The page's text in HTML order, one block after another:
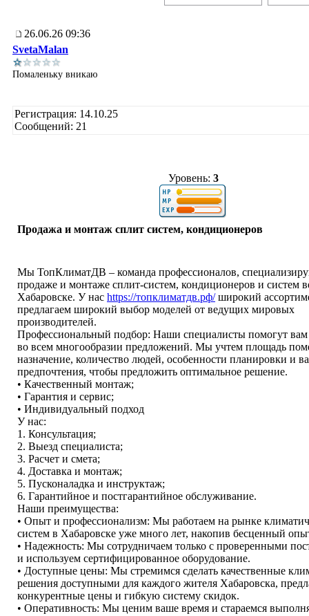
26.06.26 09:36
SvetaMalan
Помаленьку вникаю
Регистрация: 14.10.25
Сообщений: 21
Уровень: 3
Продажа и монтаж сплит систем, кондиционеров
Мы ТопКлиматДВ – команда профессионалов,
продаже и монтаже сплит-систем, кондиционеров и систем
Хабаровске. У нас https://топклиматдв.рф/широкий
предлагаем широкий выбор моделей от ведущих мировых
производителей.
Профессиональный подбор: Наши специалисты помогут вам
во всем многообразии предложений. Мы учтем площадь
назначение, количество людей, особенности планировки и
предпочтения, чтобы предложить оптимальное решение.
• Качественный монтаж;
• Гарантия и сервис;
• Индивидуальный подход
У нас:
1. Консультация;
2. Выезд специалиста;
3. Расчет и смета;
4. Доставка и монтаж;
5. Пусконаладка и инструктаж;
6. Гарантийное и постгарантийное обслуживание.
Наши преимущества:
• Опыт и профессионализм: Мы работаем на рынке
систем в Хабаровске уже много лет, накопив бесценный
• Надежность: Мы сотрудничаем только с проверенными
и используем сертифицированное оборудование.
• Доступные цены: Мы стремимся сделать качественные
решения доступными для каждого жителя Хабаровска,
конкурентные цены и гибкую систему скидок.
• Оперативность: Мы ценим ваше время и стараемся